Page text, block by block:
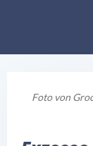
Foto von